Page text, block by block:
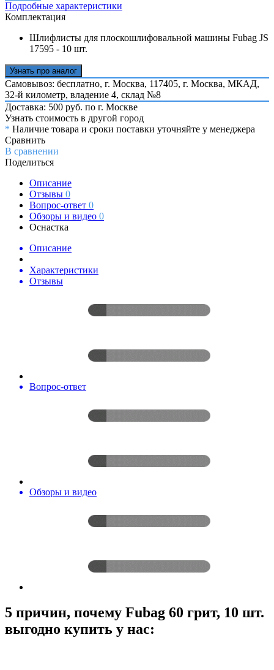
Подробные характеристики
Комплектация
Шлифлисты для плоскошлифовальной машины Fubag JS
17595 - 10 шт.
Узнать про аналог
Самовывоз: бесплатно, г. Москва, 117405, г. Москва, МКАД,
32-й километр, владение 4, склад №8
Доставка: 500 руб. по г. Москве
Узнать стоимость в другой город
* Наличие товара и сроки поставки уточняйте у менеджера
Сравнить
В сравнении
Поделиться
Описание
Отзывы 0
Вопрос-ответ 0
Обзоры и видео 0
Оснастка
Описание
Характеристики
Отзывы
Вопрос-ответ
Обзоры и видео
5 причин, почему Fubag 60 грит, 10 шт.
выгодно купить у нас: